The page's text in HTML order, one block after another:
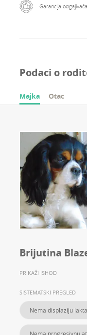
Garancija odgajivača
Podaci o
Majka Otac
Brijutina
PRIKAŽI ISHOD
SISTEMATSKI PREGLED
Nema displaziju lakta